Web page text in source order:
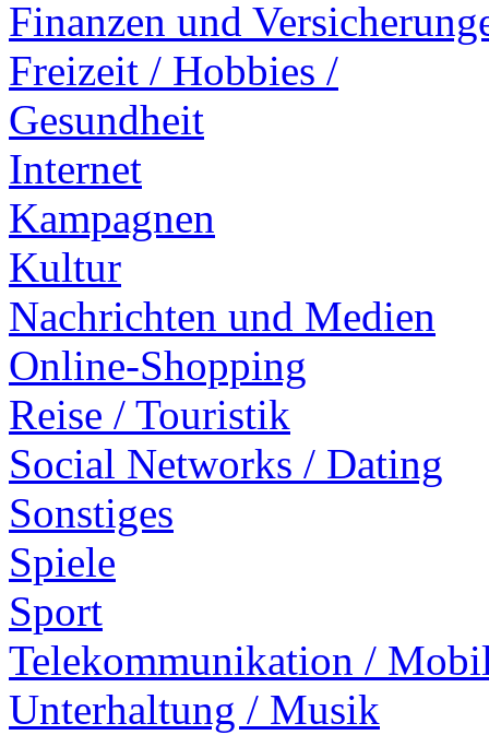
Finanzen und
Freizeit / Hobbies /
Gesundheit
Internet
Kampagnen
Kultur
Nachrichten und Medien
Online-Shopping
Reise / Touristik
Social Networks / Dating
Sonstiges
Spiele
Sport
Telekommunikation /
Unterhaltung / Musik